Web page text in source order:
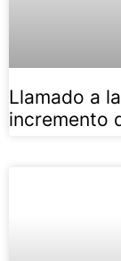
Llamado a
incremento